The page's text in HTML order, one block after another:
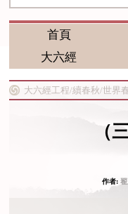
首頁
大六經
大六經工程/續春秋/世界
（
作者: